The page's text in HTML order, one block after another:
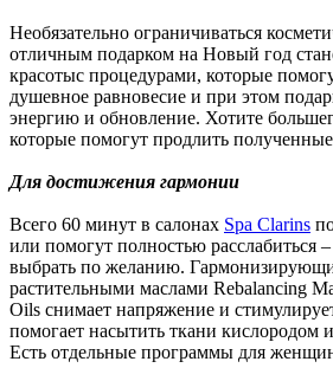
Необязательно ограничиваться
отличным подарком на Новый год
красотыс процедурами, которые
душевное равновесие и при этом
энергию и обновление. Хотите
которые помогут продлить
Для достижения гармонии
Всего 60 минут в салонах Spa Clarins
или помогут полностью расслабиться
выбрать по желанию.
растительными маслами Rebalancing
Oils снимает напряжение и
помогает насытить ткани кислородом
Есть отдельные программы для